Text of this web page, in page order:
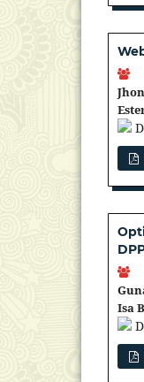
Isa